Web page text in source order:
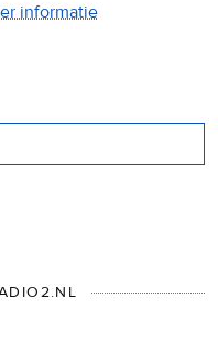
informatie